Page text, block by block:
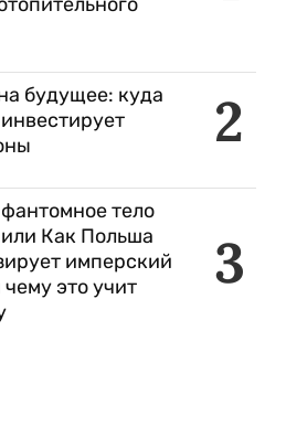
2
будущее: куда
3
тело
Как Польша
имперский
это учит